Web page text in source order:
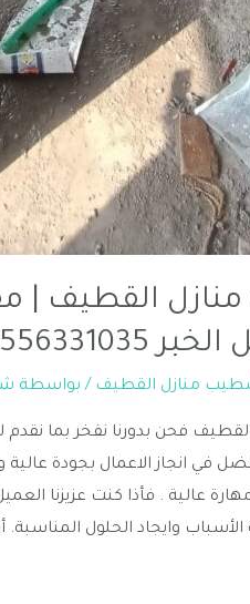
القطيف |
0556331035
منازل القطيف / بواسطة
فحن بدورنا نفخر بما
في انجاز الاعمال بجودة
عالية . فأذا كنت عزيزنا
الأسباب وايجاد الحلول